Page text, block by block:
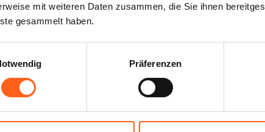
mit weiteren Daten zusammen, die Sie ihnen
gesammelt haben.
Präferenzen
Credits
Barrierefreiheit
Cookie
Einstellungen
Datenschutzrichtlinie Via